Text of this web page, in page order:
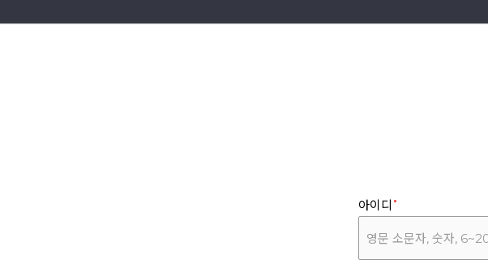
아이디